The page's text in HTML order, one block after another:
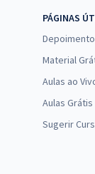
Comprar
do Estado do Rio
PÁGINAS
Material
Aulas ao
Aulas Grátis
Sugerir